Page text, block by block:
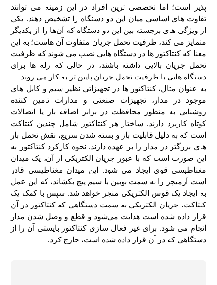
پذیر است؛ اما تخصصی‌ ترین افراد در این زمینه می‌ توانند
تفاوت‌ های اساسی میان این دو دستگاه را تشخیص دهند. یکی
از ویژگی‌ های برجسته بین این دو دستگاه که آن‌ها را از یکدیگر
متمایز می‌ کند، ظرفیت تحمل جریان متفاوت آن‌ هاست؛ به این
معنا که کنتاکتور ها در دستگاه‌ هایی نصب می‌ شوند که ظرفیت
تحمل جریان بالایی داشته باشند، در حالی‌ که رله‌ ها برای
دستگاه‌ هایی با ظرفیت تحمل جریان پایین‌ تر به کار می‌ روند.
به عنوان مثال، کنتاکتور ها در تجهیزاتی نظیر سیم و کابل‌ های
موجود در مدار، تجهیزات صنعتی و مدارات تامین‌ کننده
روشنایی به منظور محافظت در برابر اضافه بار یا اتصالات
کوتاه کاربرد دارند. ساختار هر کنتاکتور شامل چندین کنتاکت
است که به دلیل قابلیت باز و بسته شدن سریع، نقش تحمل بار
های بزرگتر در مدار را بر عهده دارند. نحوه کارکرد کنتاکتور به
این صورت است که با عبور جریان الکتریکی از آن، یک میدان
مغناطیسی قوی ایجاد می‌ شود. این میدان مغناطیسی قادر
است آرمیچر را به سمت بوبین یا سیم پیچ بکشاند، که این عمل
به ایجاد یک قوس الکتریکی منجر خواهد شد. سپس با کمک یک
کنتاکت، جریان الکتریکی به سمت دستگاهی که کنتاکتور در آن
قرار داده شده است هدایت می‌شود و قطع و وصل شدن مدار
انجام می‌ شود. برای غیر فعال‌ سازی کنتاکتور بایستی آن‌ را از
دستگاهی که در آن قرار داده شده است، خارج کرد.